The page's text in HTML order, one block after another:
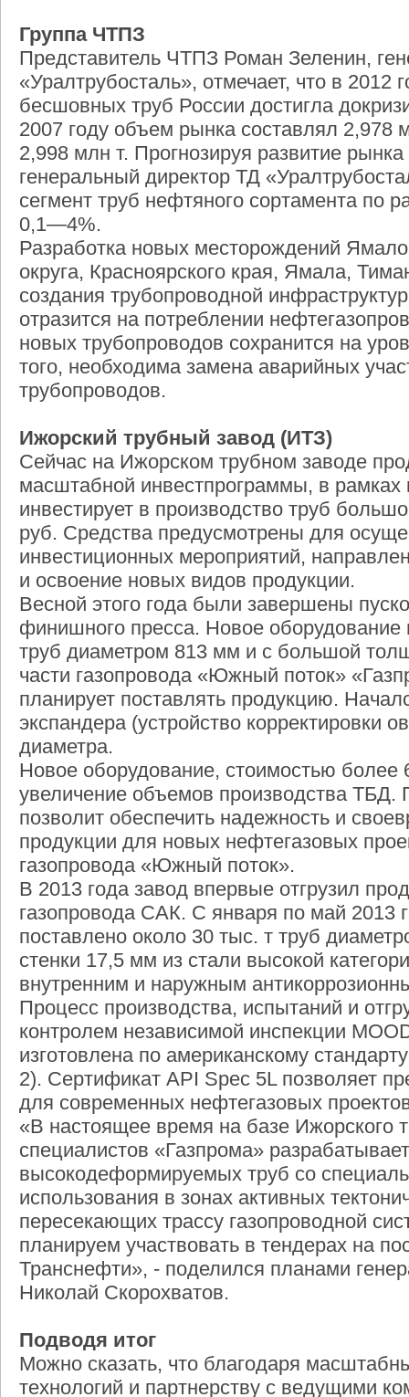
Группа ЧТПЗ
Представитель ЧТПЗ Роман Зеленин,
«Уралтрубосталь», отмечает, что в 2012
бесшовных труб России достигла
2007 году объем рынка составлял 2,978
2,998 млн т. Прогнозируя развитие
генеральный директор ТД
сегмент труб нефтяного сортамента по
0,1—4%.
Разработка новых месторождений
округа, Красноярского края, Ямала,
создания трубопроводной
отразится на потреблении
новых трубопроводов сохранится на
того, необходима замена аварийных
трубопроводов.
Ижорский трубный завод (ИТЗ)
Сейчас на Ижорском трубном заводе
масштабной инвестпрограммы, в рамках
инвестирует в производство труб
руб. Средства предусмотрены для
инвестиционных мероприятий,
и освоение новых видов продукции.
Весной этого года были завершены
финишного пресса. Новое оборудование
труб диаметром 813 мм и с большой
части газопровода «Южный поток»
планирует поставлять продукцию.
экспандера (устройство корректировки
диаметра.
Новое оборудование, стоимостью более
увеличение объемов производства ТБД.
позволит обеспечить надежность и
продукции для новых нефтегазовых
газопровода «Южный поток».
В 2013 года завод впервые отгрузил
газопровода САК. С января по май 2013
поставлено около 30 тыс. т труб
стенки 17,5 мм из стали высокой
внутренним и наружным
Процесс производства, испытаний и
контролем независимой инспекции
изготовлена по американскому
2). Сертификат API Spec 5L позволяет
для современных нефтегазовых
«В настоящее время на базе Ижорского
специалистов «Газпрома»
высокодеформируемых труб со
использования в зонах активных
пересекающих трассу газопроводной
планируем участвовать в тендерах на
Транснефти», - поделился планами
Николай Скорохватов.
Подводя итог
Можно сказать, что благодаря
технологий и партнерству с ведущими